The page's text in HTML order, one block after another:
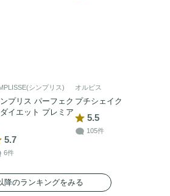
シンプリス)
プリス パーフェク
ダイエット プレミア
5.7
6件
オルビス
プチシェイク
5.5
105件
降のランキングをみる